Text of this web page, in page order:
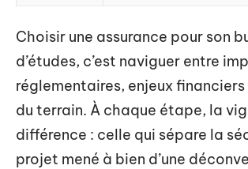
Choisir une assurance pour son
d’études, c’est naviguer entre
réglementaires, enjeux
du terrain. À chaque étape, la
différence : celle qui sépare la
projet mené à bien d’une